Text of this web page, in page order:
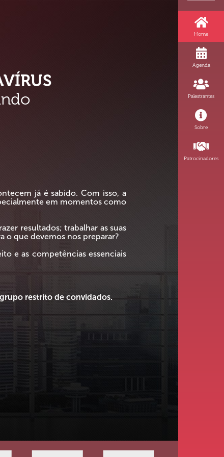
Home
Agenda
Palestrantes
Sobre
Patrocinadores
já é sabido. Com isso, a
em momentos como
resultados; trabalhar as suas
o que devemos nos preparar?
e as competências essenciais
restrito de convidados.